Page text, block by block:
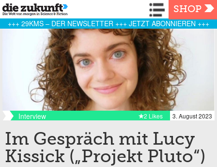
Navigation
SHOP
+++ 29KMS – DER NEWSLETTER +++ JETZT ABONNIEREN +++
Interview 3. August 2023
2 Likes
Im Gespräch mit Lucy
Kissick („Projekt Pluto“)